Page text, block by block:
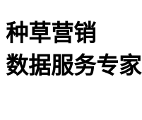
种草营销
数据服务专家